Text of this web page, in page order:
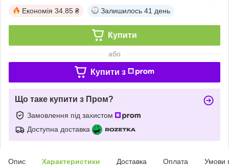
Економія 34.85 ₴ Залишилось 41 день
Купити
або
Купити з
Що таке купити з Пром?
Замовлення під захистом
Доступна доставка
Опис Характеристики Доставка Оплата Умови